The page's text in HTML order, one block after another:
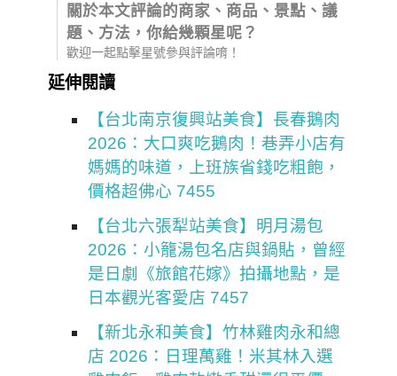
關於本文評論的商家、商品、景點、議
題、方法，你給幾顆星呢？
歡迎一起點擊星號參與評論唷！
延伸閱讀
【台北南京復興站美食】長春鵝肉
2026：大口爽吃鵝肉！巷弄小店有
媽媽的味道，上班族省錢吃粗飽，
價格超佛心 7455
【台北六張犁站美食】明月湯包
2026：小籠湯包名店與鍋貼，曾經
是日劇《旅館花嫁》拍攝地點，是
日本觀光客愛店 7457
【新北永和美食】竹林雞肉永和總
店 2026：日理萬雞！米其林入選